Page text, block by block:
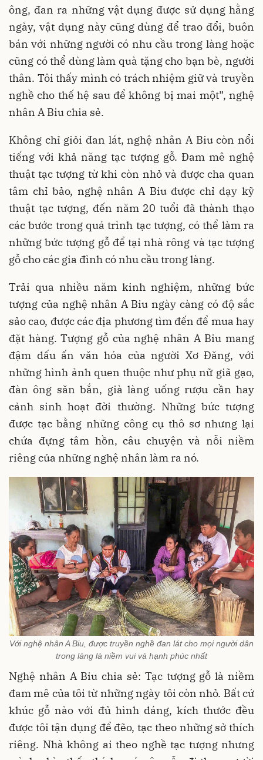
ông, đan ra những vật dụng được sử dụng hằng
ngày, vật dụng này cũng dùng để trao đổi, buôn
bán với những người có nhu cầu trong làng hoặc
cũng có thể dùng làm quà tặng cho bạn bè, người
thân. Tôi thấy mình có trách nhiệm giữ và truyền
nghề cho thế hệ sau để không bị mai một”, nghệ
nhân A Biu chia sẻ.
Không chỉ giỏi đan lát, nghệ nhân A Biu còn nổi
tiếng với khả năng tạc tượng gỗ. Đam mê nghệ
thuật tạc tượng từ khi còn nhỏ và được cha quan
tâm chỉ bảo, nghệ nhân A Biu được chỉ dạy kỹ
thuật tạc tượng, đến năm 20 tuổi đã thành thạo
các bước trong quá trình tạc tượng, có thể làm ra
những bức tượng gỗ để tại nhà rông và tạc tượng
gỗ cho các gia đình có nhu cầu trong làng.
Trải qua nhiều năm kinh nghiệm, những bức
tượng của nghệ nhân A Biu ngày càng có độ sắc
sảo cao, được các địa phương tìm đến để mua hay
đặt hàng. Tượng gỗ của nghệ nhân A Biu mang
đậm dấu ấn văn hóa của người Xơ Đăng, với
những hình ảnh quen thuộc như phụ nữ giã gạo,
đàn ông săn bắn, già làng uống rượu cần hay
cảnh sinh hoạt đời thường. Những bức tượng
được tạc bằng những công cụ thô sơ nhưng lại
chứa đựng tâm hồn, câu chuyện và nỗi niềm
riêng của những nghệ nhân làm ra nó.
Với nghệ nhân A Biu, được truyền nghề đan lát cho mọi người dân
trong làng là niềm vui và hạnh phúc nhất
Nghệ nhân A Biu chia sẻ: Tạc tượng gỗ là niềm
đam mê của tôi từ những ngày tôi còn nhỏ. Bất cứ
khúc gỗ nào với đủ hình dáng, kích thước đều
được tôi tận dụng để đẽo, tạc theo những sở thích
riêng. Nhà không ai theo nghề tạc tượng nhưng